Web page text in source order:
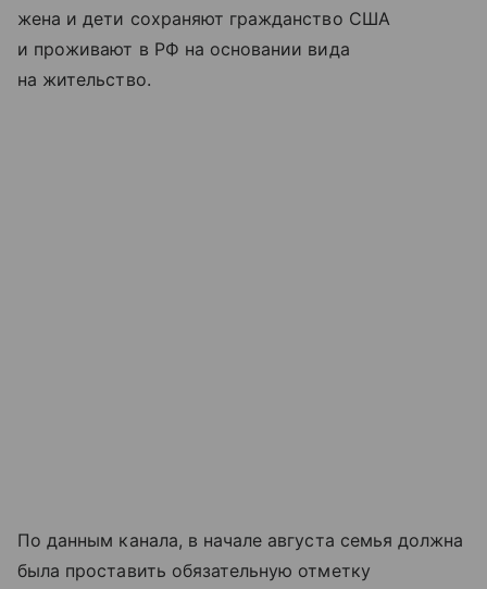
жена и дети сохраняют гражданство США
и проживают в РФ на основании вида
на жительство.
По данным канала, в начале августа семья должна
была проставить обязательную отметку